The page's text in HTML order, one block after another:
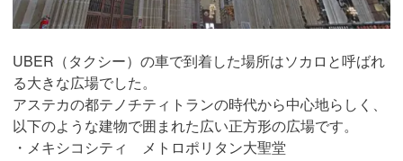
UBER（タクシー）の車で到着した場所はソカロと呼ばれ
る大きな広場でした。
アステカの都テノチティトランの時代から中心地らしく、
以下のような建物で囲まれた広い正方形の広場です。
・メキシコシティ メトロポリタン大聖堂